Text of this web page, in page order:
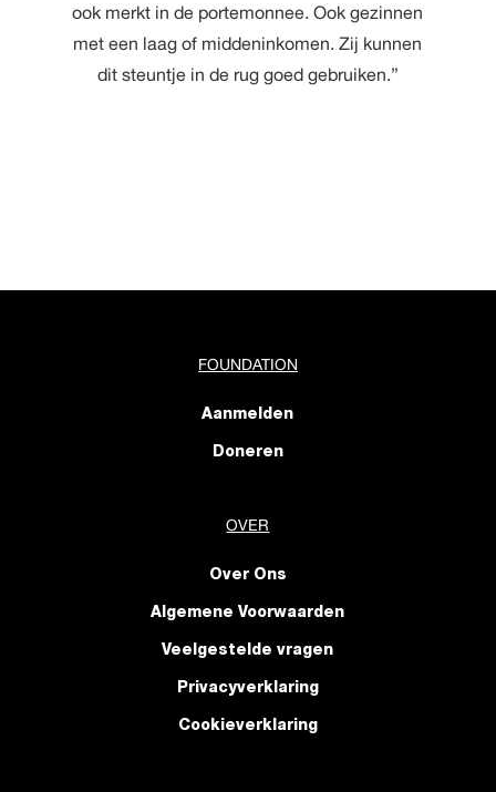
ook merkt in de portemonnee. Ook gezinnen
met een laag of middeninkomen. Zij kunnen
dit steuntje in de rug goed gebruiken.”
FOUNDATION
Aanmelden
Doneren
OVER
Over Ons
Algemene Voorwaarden
Veelgestelde vragen
Privacyverklaring
Cookieverklaring